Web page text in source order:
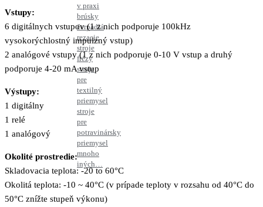
v praxi
brúsky
čerpadlá
rezacie
stroje
frézy
stroje
pre
textilný
priemysel
stroje
pre
potravinársky
priemysel
mnoho
iných…
Vstupy:
6 digitálnych vstupov (1 z nich podporuje 100kHz
vysokorýchlostný impulzný vstup)
2 analógové vstupy (1 z nich podporuje 0-10 V vstup a druhý
podporuje 4-20 mA vstup
Výstupy:
1 digitálny
1 relé
1 analógový
Okolité prostredie:
Skladovacia teplota: -20 to 60°C
Okolitá teplota: -10 ~ 40°C (v prípade teploty v rozsahu od 40°C do
50°C znížte stupeň výkonu)